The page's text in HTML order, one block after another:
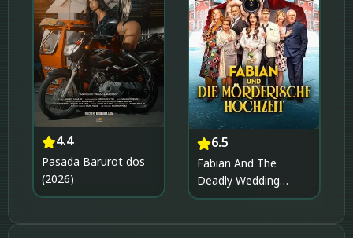
4.4
Pasada Barurot dos
(2026)
6.5
Fabian And The
Deadly Wedding
(2026)